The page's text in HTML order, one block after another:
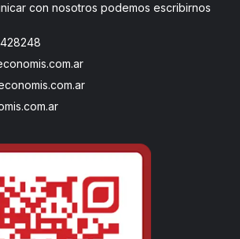
con nosotros podemos escribirnos